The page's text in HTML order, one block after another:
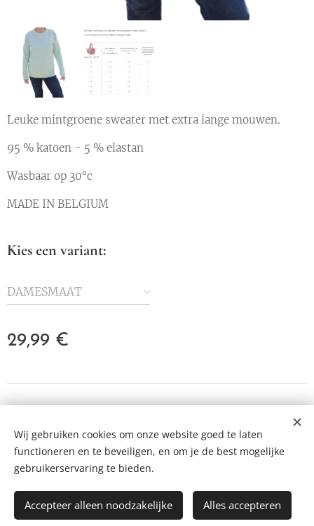
Leuke mintgroene sweater met extra lange mouwen.
95 % katoen - 5 % elastan
Wasbaar op 30°c
MADE IN BELGIUM
Kies een variant:
DAMESMAAT
29,99 €
Cookies
Talen
Wij gebruiken cookies om onze website goed te laten
functioneren en te beveiligen, en om je de best mogelijke
gebruikerservaring te bieden.
Accepteer alleen noodzakelijke Alles accepteren